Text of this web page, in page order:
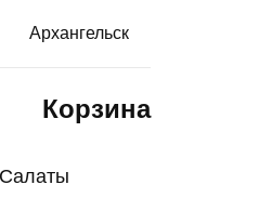
Архангельск
Корзина
Салаты